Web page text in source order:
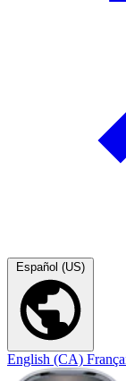
Español (US)
English (CA)